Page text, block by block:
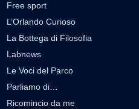
Free sport
L’Orlando Curioso
La Bottega di Filosofia
Labnews
Le Voci del Parco
Parliamo di…
Ricomincio da me